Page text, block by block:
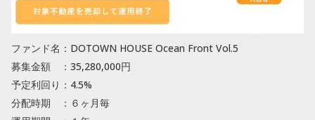
ファンド名：DOTOWN HOUSE Ocean Front Vol.5
募集金額 ：35,280,000円
予定利回り：4.5%
分配時期 ：６ヶ月毎